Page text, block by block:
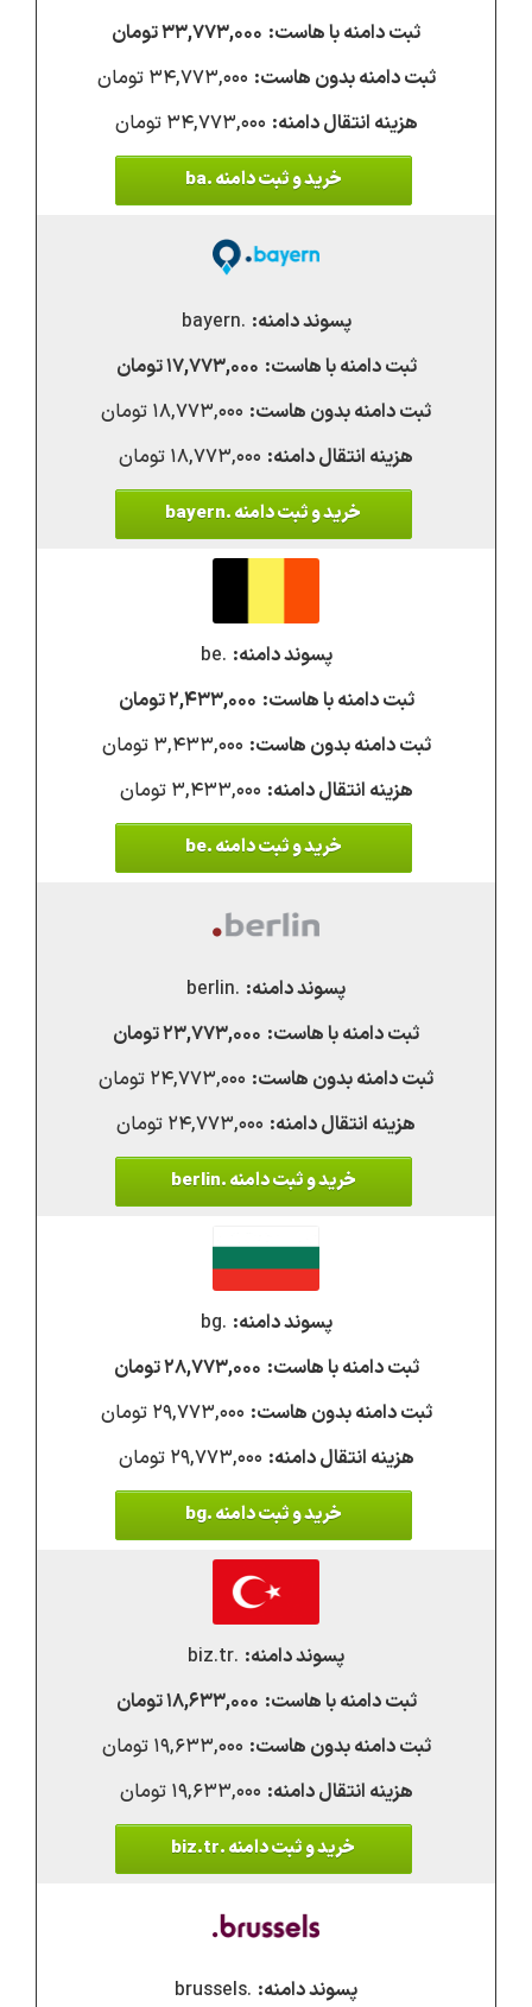
۳۳,۷۷۳,۰۰۰ تومان
۳۴,۷۷۳,۰۰۰ تومان
۳۴,۷۷۳,۰۰۰ تومان
خرید و ثبت دامنه .ba
.bayern
۱۷,۷۷۳,۰۰۰ تومان
۱۸,۷۷۳,۰۰۰ تومان
۱۸,۷۷۳,۰۰۰ تومان
خرید و ثبت دامنه .bayern
.be
۲,۴۳۳,۰۰۰ تومان
۳,۴۳۳,۰۰۰ تومان
۳,۴۳۳,۰۰۰ تومان
خرید و ثبت دامنه .be
.berlin
۲۳,۷۷۳,۰۰۰ تومان
۲۴,۷۷۳,۰۰۰ تومان
۲۴,۷۷۳,۰۰۰ تومان
خرید و ثبت دامنه .berlin
.bg
۲۸,۷۷۳,۰۰۰ تومان
۲۹,۷۷۳,۰۰۰ تومان
۲۹,۷۷۳,۰۰۰ تومان
خرید و ثبت دامنه .bg
.biz.tr
۱۸,۶۳۳,۰۰۰ تومان
۱۹,۶۳۳,۰۰۰ تومان
۱۹,۶۳۳,۰۰۰ تومان
خرید و ثبت دامنه .biz.tr
.brussels